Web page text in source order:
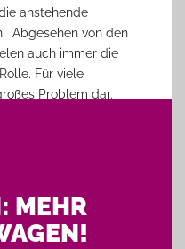
anstehende
Abgesehen von den
auch immer die
Für viele
Problem dar.
intensiv
Weikersheim
MEHR